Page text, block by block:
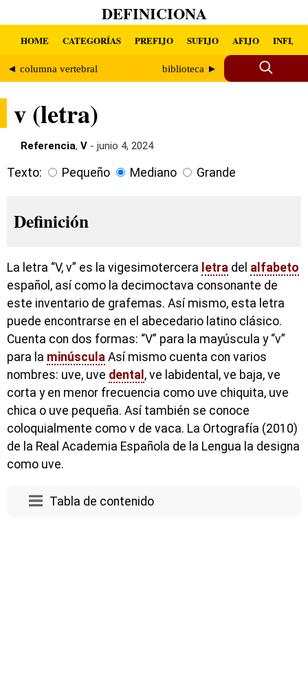
DEFINICIONA
HOME CATEGORÍAS PREFIJO SUFIJO AFIJO INFIJO
◄ columna vertebral biblioteca ►
v (letra)
Referencia, V - junio 4, 2024
Texto: Pequeño Mediano Grande
Definición
La letra “V, v” es la vigesimotercera letra del alfabeto
español, así como la decimoctava consonante de
este inventario de grafemas. Así mismo, esta letra
puede encontrarse en el abecedario latino clásico.
Cuenta con dos formas: “V” para la mayúscula y “v”
para la minúscula Así mismo cuenta con varios
nombres: uve, uve dental , ve labidental, ve baja, ve
corta y en menor frecuencia como uve chiquita, uve
chica o uve pequeña. Así también se conoce
coloquialmente como v de vaca. La Ortografía (2010)
de la Real Academia Española de la Lengua la designa
como uve.
Tabla de contenido